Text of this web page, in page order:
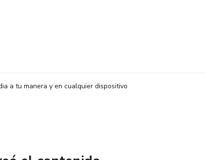
personalizado a través de WhatsApp durante
de trabajo (workbook) imprimible. Este cuaderno te
seguimiento de tus acciones y optimizar la estrategia
individuales. Con esta información, te proporcionara una
a tu manera y en cualquier dispositivo